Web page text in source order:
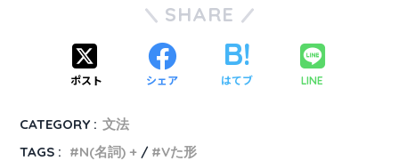
SHARE
ポスト シェア はてブ LINE
CATEGORY : 文法
TAGS :
N(名詞) + Vた形